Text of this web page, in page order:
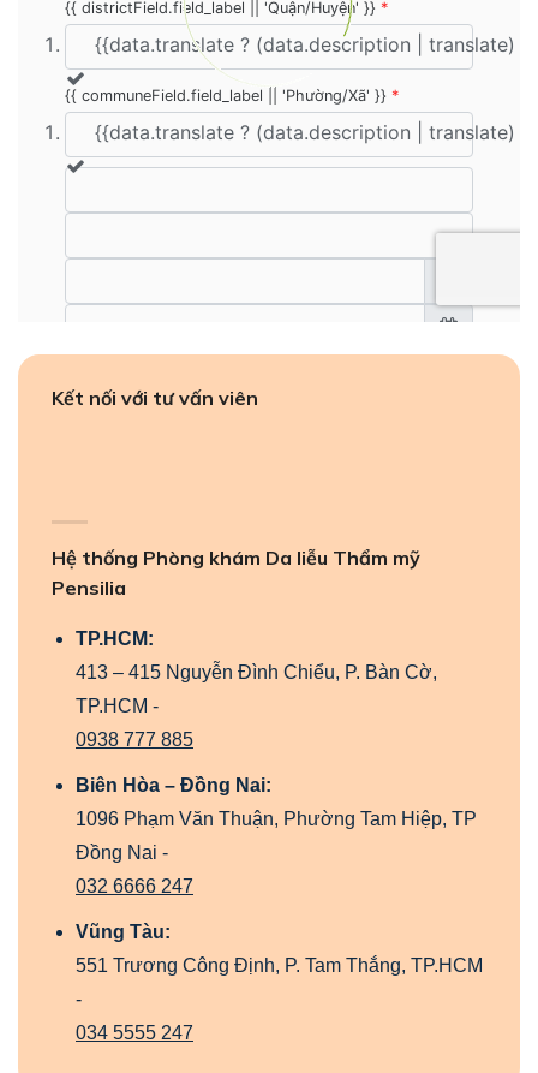
Kết nối với tư vấn viên
Hệ thống Phòng khám Da liễu Thẩm mỹ
Pensilia
TP.HCM:
413 – 415 Nguyễn Đình Chiểu, P. Bàn Cờ,
TP.HCM -
0938 777 885
Biên Hòa – Đồng Nai:
1096 Phạm Văn Thuận, Phường Tam Hiệp, TP
Đồng Nai -
032 6666 247
Vũng Tàu:
551 Trương Công Định, P. Tam Thắng, TP.HCM
-
034 5555 247